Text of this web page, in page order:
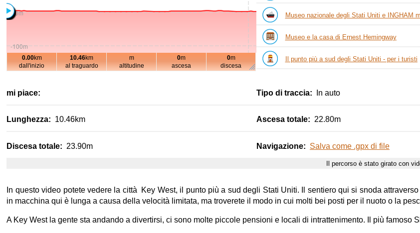
-100m
0m
0m
0.00km
dall'inizio
10.46km
al traguardo
m
altitudine
0m
ascesa
0m
discesa
Museo nazionale degli Stati Uniti e INGHAM
Museo e la casa di Ernest Hemingway
Il punto più a sud degli Stati Uniti - per i turisti
mi piace: Tipo di traccia: In auto
Lunghezza: 10.46km Ascesa totale: 22.80m
Discesa totale: 23.90m Navigazione: Salva come .gpx di file
Il percorso è stato girato con
In questo video potete vedere la città Key West, il punto più a sud degli Stati Uniti. Il sentiero qui si snoda
in macchina qui è lunga a causa della velocità limitata, ma troverete il modo in cui molti bei posti per il nuoto o la
A Key West la gente sta andando a divertirsi, ci sono molte piccole pensioni e locali di intrattenimento. Il più famoso